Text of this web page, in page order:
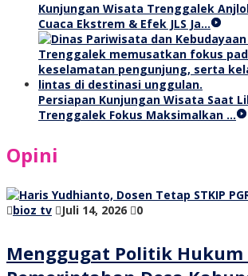
Kunjungan Wisata Trenggalek
Cuaca Ekstrem & Efek JLS Ja…
Persiapan Kunjungan Wisata Saat
Trenggalek Fokus Maksimalkan …
Opini
bioz tv Juli 14, 2026 0
Menggugat Politik Hukum